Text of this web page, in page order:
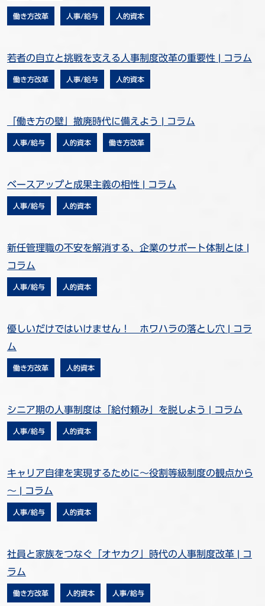
働き方改革 人事/給与 人的資本
若者の自立と挑戦を支える人事制度改革の重要性 | コラム
働き方改革 人事/給与 人的資本
「働き方の壁」撤廃時代に備えよう | コラム
人事/給与 人的資本 働き方改革
ベースアップと成果主義の相性 | コラム
人事/給与 人的資本
新任管理職の不安を解消する、企業のサポート体制とは |
コラム
人事/給与 人的資本
優しいだけではいけません！ ホワハラの落とし穴 | コラ
ム
働き方改革 人的資本
シニア期の人事制度は「給付頼み」を脱しよう | コラム
人事/給与 人的資本
キャリア自律を実現するために～役割等級制度の観点から
～ | コラム
人事/給与 人的資本
社員と家族をつなぐ「オヤカク」時代の人事制度改革 | コ
ラム
働き方改革 人的資本 人事/給与